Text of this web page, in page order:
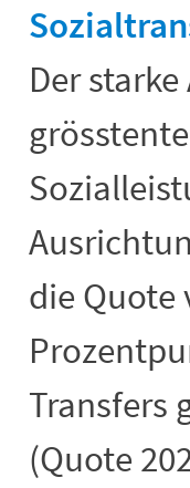
Der
die Quote
Transfers
(Quote